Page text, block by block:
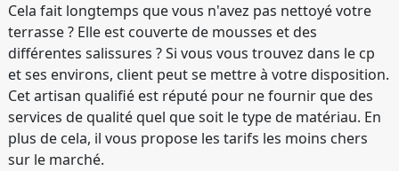
Cela fait longtemps que vous n'avez pas nettoyé votre
terrasse ? Elle est couverte de mousses et des
différentes salissures ? Si vous vous trouvez dans le cp
et ses environs, client peut se mettre à votre disposition.
Cet artisan qualifié est réputé pour ne fournir que des
services de qualité quel que soit le type de matériau. En
plus de cela, il vous propose les tarifs les moins chers
sur le marché.